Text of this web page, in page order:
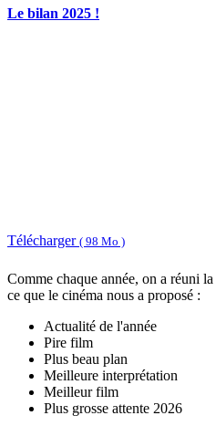
Le bilan 2025 !
Télécharger ( 98 Mo )
Comme chaque année, on a réuni
ce que le cinéma nous a proposé :
Actualité de l'année
Pire film
Plus beau plan
Meilleure interprétation
Meilleur film
Plus grosse attente 2026